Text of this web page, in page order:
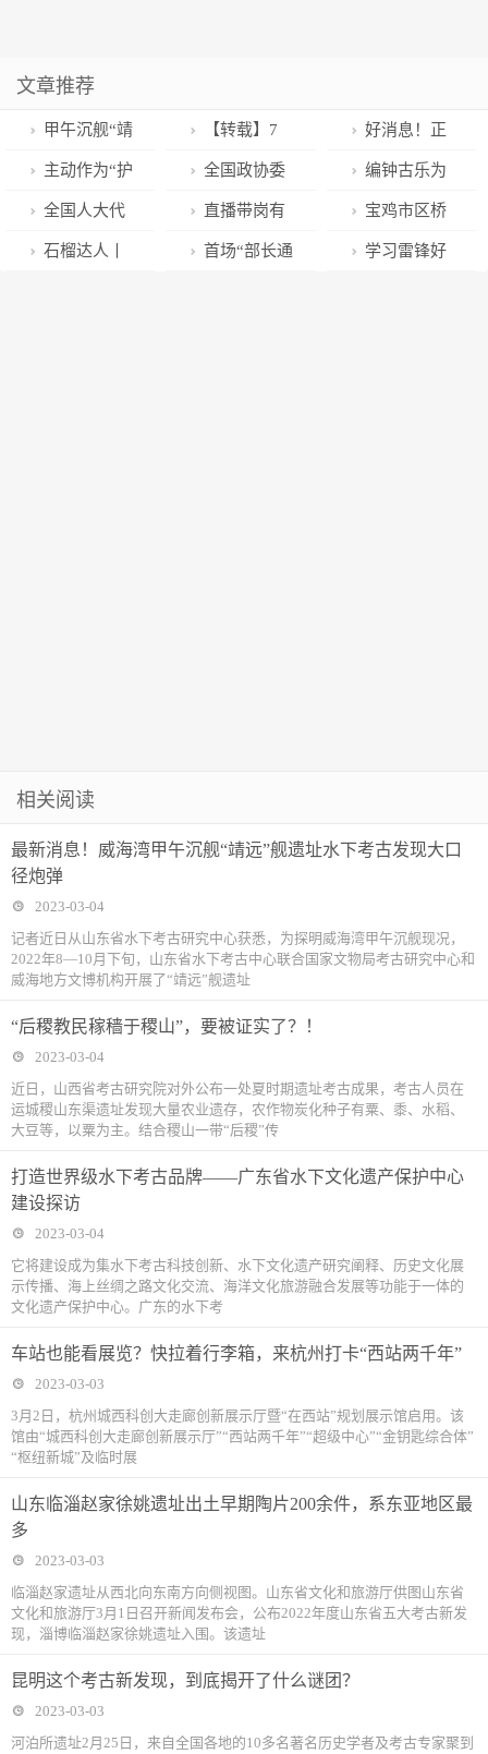
文章推荐
甲午沉舰“靖
远”舰遗址水下
考古发现大口
径炮弹
【转载】7
个关键字带你
看2023年《政
府工作报告》
好消息！正
式揭牌！超40
万门课程，惠
及近3亿人
主动作为“护
线爱鸟” 政企
联动“物种保
全国政协委
员石文先：用
“荣誉村民”吸
编钟古乐为
江城武汉“樱花
季”助力，24
全国人大代
表乔进双梅：
直播带岗有
“留量” 企业才
宝鸡市区桥
梁将进行分批
石榴达人丨 首场“部长通 学习雷锋好
相关阅读
最新消息！威海湾甲午沉舰“靖远”舰遗址水下考古发现大口
径炮弹
2023-03-04
记者近日从山东省水下考古研究中心获悉，为探明威海湾甲午沉舰现况，
2022年8—10月下旬，山东省水下考古中心联合国家文物局考古研究中心和
威海地方文博机构开展了“靖远”舰遗址
“后稷教民稼穑于稷山”，要被证实了？！
2023-03-04
近日，山西省考古研究院对外公布一处夏时期遗址考古成果，考古人员在
运城稷山东渠遗址发现大量农业遗存，农作物炭化种子有粟、黍、水稻、
大豆等，以粟为主。结合稷山一带“后稷”传
打造世界级水下考古品牌——广东省水下文化遗产保护中心
建设探访
2023-03-04
它将建设成为集水下考古科技创新、水下文化遗产研究阐释、历史文化展
示传播、海上丝绸之路文化交流、海洋文化旅游融合发展等功能于一体的
文化遗产保护中心。广东的水下考
车站也能看展览？快拉着行李箱，来杭州打卡“西站两千年”
2023-03-03
3月2日，杭州城西科创大走廊创新展示厅暨“在西站”规划展示馆启用。该
馆由“城西科创大走廊创新展示厅”“西站两千年”“超级中心”“金钥匙综合体”
“枢纽新城”及临时展
山东临淄赵家徐姚遗址出土早期陶片200余件，系东亚地区最
多
2023-03-03
临淄赵家遗址从西北向东南方向侧视图。山东省文化和旅游厅供图山东省
文化和旅游厅3月1日召开新闻发布会，公布2022年度山东省五大考古新发
现，淄博临淄赵家徐姚遗址入围。该遗址
​昆明这个考古新发现，到底揭开了什么谜团？
2023-03-03
河泊所遗址2月25日，来自全国各地的10多名著名历史学者及考古专家聚到